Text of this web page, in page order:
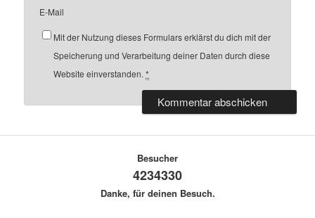
E-Mail
Mit der Nutzung dieses Formulars erklärst du dich mit der
Speicherung und Verarbeitung deiner Daten durch diese
Website einverstanden.*
Besucher
4234330
Danke, für deinen Besuch.